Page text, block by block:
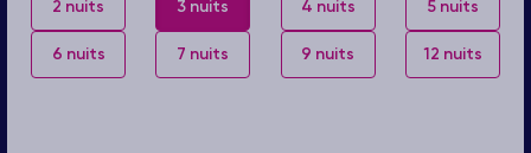
2 nuits 3 nuits 4 nuits 5 nuits
6 nuits 7 nuits 9 nuits 12 nuits